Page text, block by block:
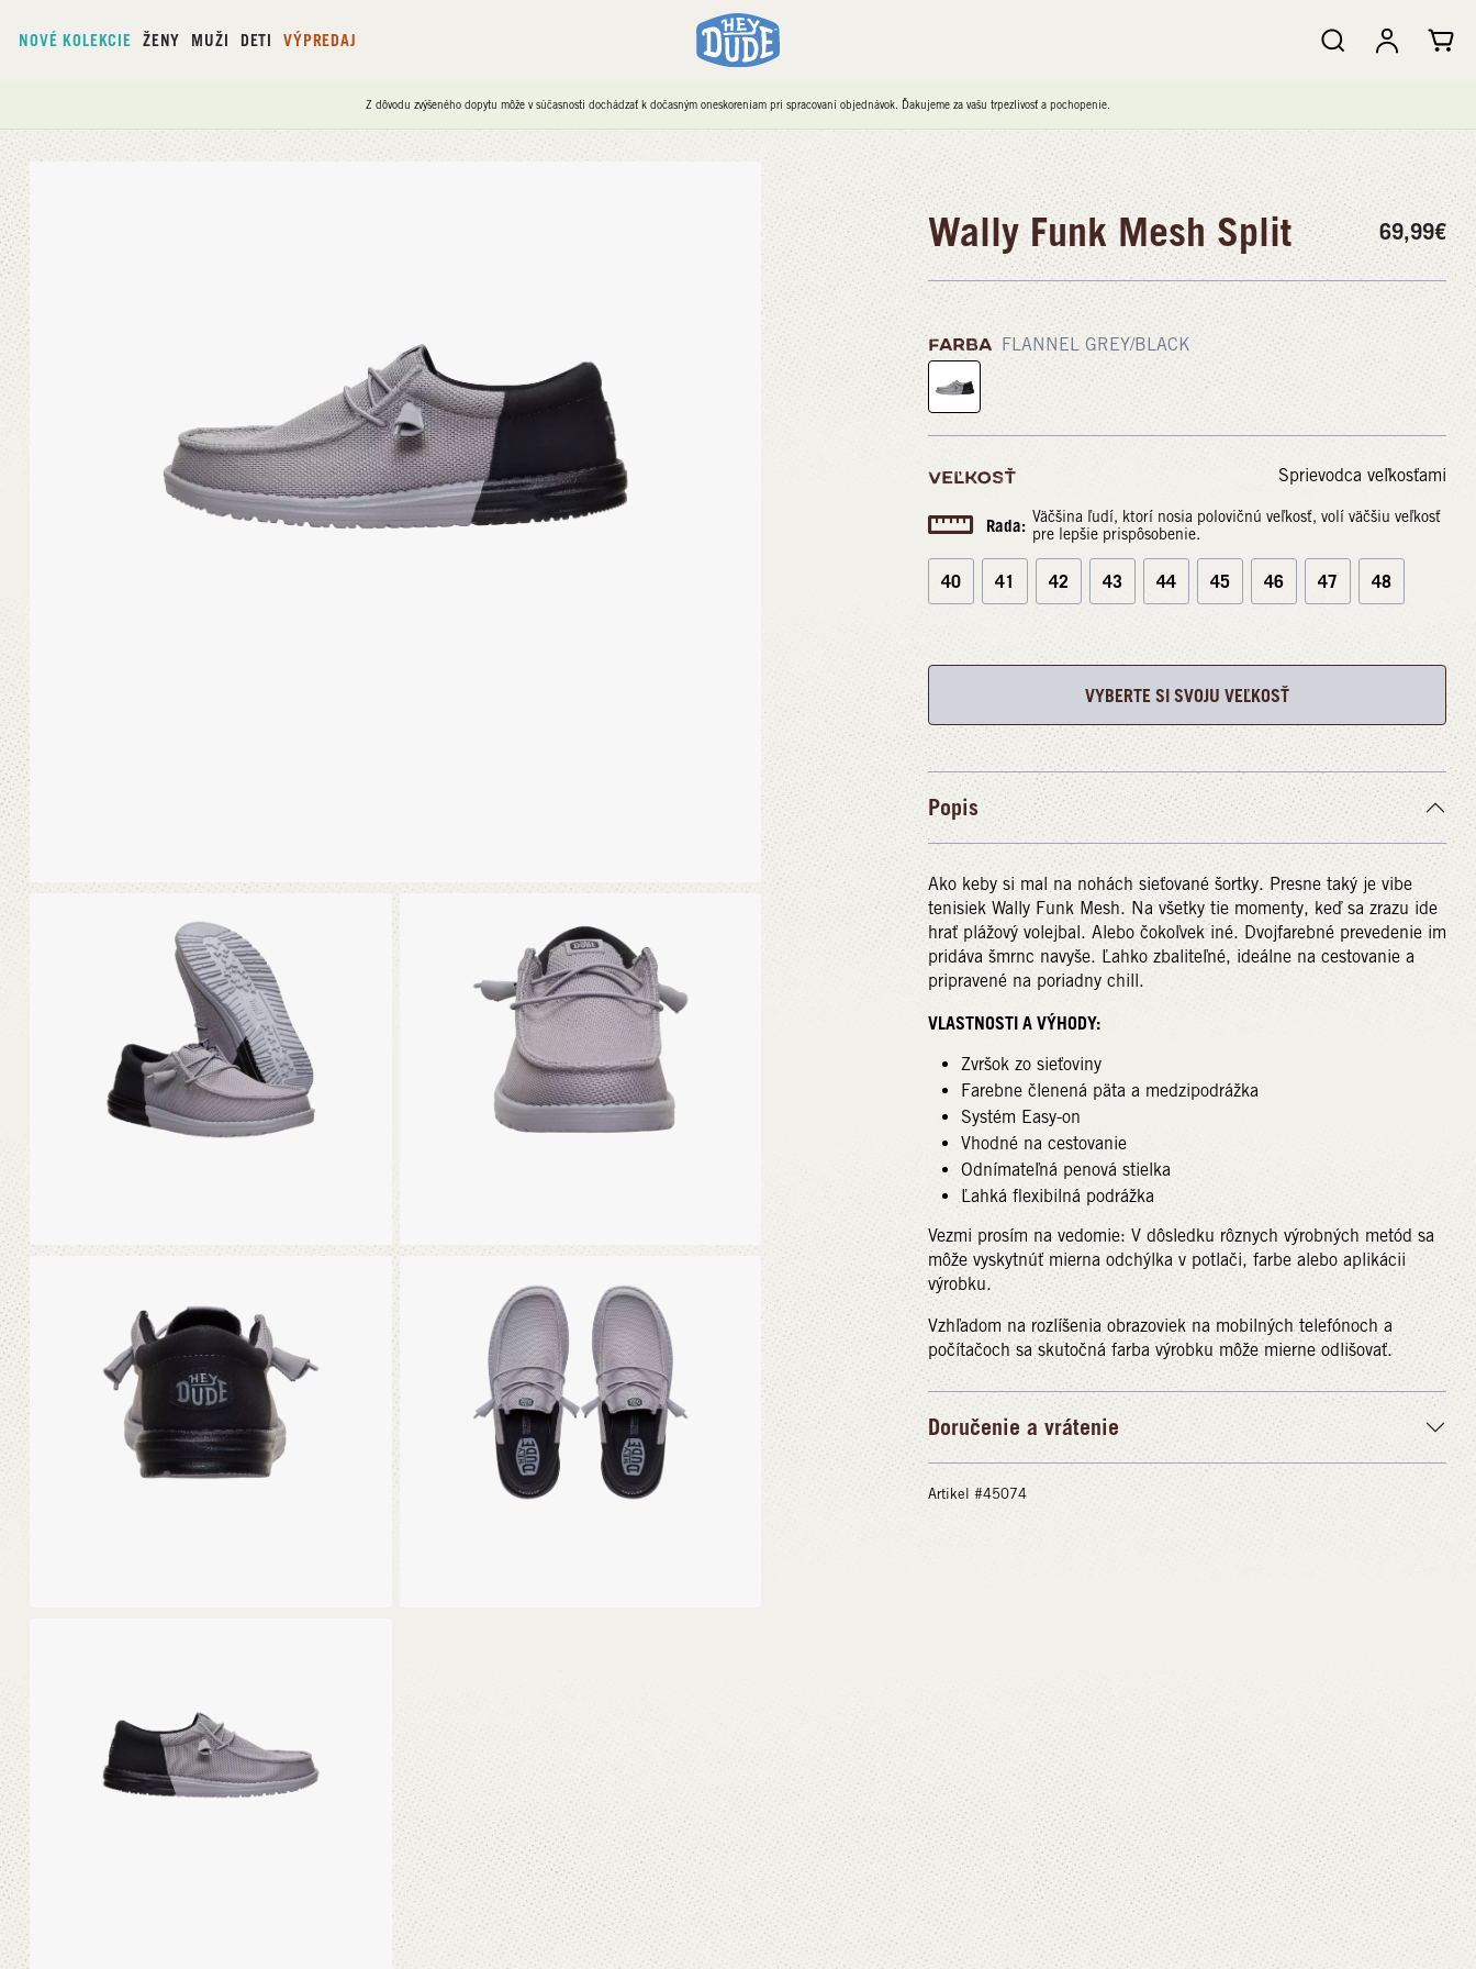
NOVÉ KOLEKCIE ŽENY MUŽI DETI VÝPREDAJ
Z dôvodu zvýšeného dopytu môže v súčasnosti dochádzať k dočasným oneskoreniam pri spracovaní objednávok. Ďakujeme za vašu trpezlivosť a pochopenie.
Wally Funk Mesh Split 69,99€
FARBA FLANNEL GREY/BLACK
VEĽKOSŤ Sprievodca veľkosťami
Rada: Väčšina ľudí, ktorí nosia polovičnú veľkosť, volí väčšiu veľkosť
pre lepšie prispôsobenie.
40 41 42 43 44 45 46 47 48
VYBERTE SI SVOJU VEĽKOSŤ
Popis
Ako keby si mal na nohách sieťované šortky. Presne taký je vibe
tenisiek Wally Funk Mesh. Na všetky tie momenty, keď sa zrazu ide
hrať plážový volejbal. Alebo čokoľvek iné. Dvojfarebné prevedenie im
pridáva šmrnc navyše. Ľahko zbaliteľné, ideálne na cestovanie a
pripravené na poriadny chill.
VLASTNOSTI A VÝHODY:
Zvršok zo sieťoviny
Farebne členená päta a medzipodrážka
Systém Easy-on
Vhodné na cestovanie
Odnímateľná penová stielka
Ľahká flexibilná podrážka
Vezmi prosím na vedomie: V dôsledku rôznych výrobných metód sa
môže vyskytnúť mierna odchýlka v potlači, farbe alebo aplikácii
výrobku.
Vzhľadom na rozlíšenia obrazoviek na mobilných telefónoch a
počítačoch sa skutočná farba výrobku môže mierne odlišovať.
Doručenie a vrátenie
Artikel #45074